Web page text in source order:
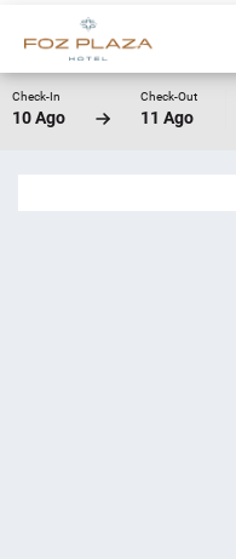
Check-In
10 Ago
Check-Out
11 Ago